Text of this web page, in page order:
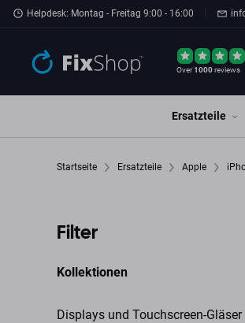
Zum Hauptinhalt springen
Helpdesk: Montag - Freitag 9:00 - 16:00
Over1000reviews
Ersatzteile
Startseite Ersatzteile Apple
Filter
Kollektionen
Displays und Touchscreen-Gläser